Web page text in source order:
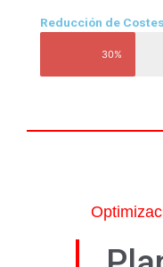
Reducción de Costes
30%